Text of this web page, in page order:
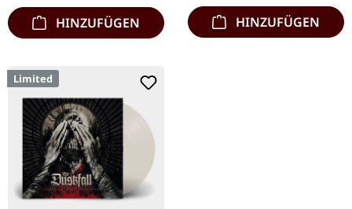
HINZUFÜGEN HINZUFÜGEN
Limited